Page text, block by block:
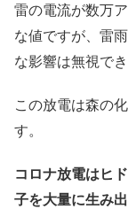
雷の電流が数万
な値ですが、雷
な影響は無視で
この放電は森の
す。
コロナ放電はヒ
子を大量に生み出